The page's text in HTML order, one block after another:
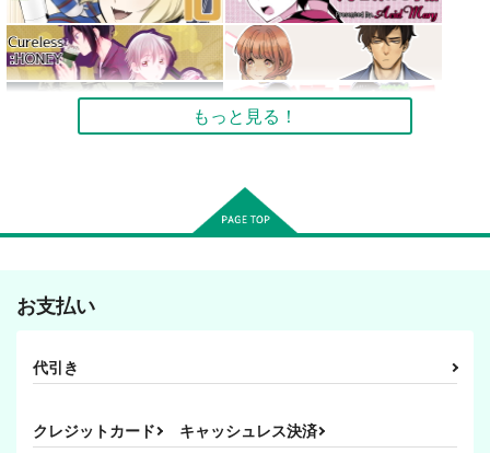
もっと見る！
お支払い
代引き
クレジットカード キャッシュレス決済